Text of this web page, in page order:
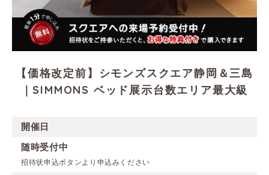
【価格改定前】シモンズスクエア静岡＆三島
｜SIMMONS ベッド展示台数エリア最大級
開催日
随時受付中
招待状申込ボタンより申込みください